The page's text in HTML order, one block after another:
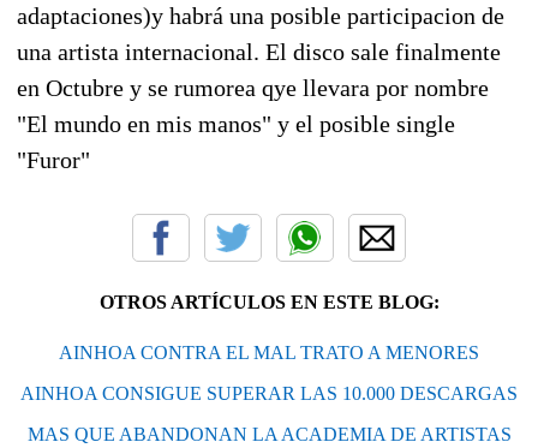
adaptaciones)y habrá una posible participacion de
una artista internacional. El disco sale finalmente
en Octubre y se rumorea qye llevara por nombre
"El mundo en mis manos" y el posible single
"Furor"
OTROS ARTÍCULOS EN ESTE BLOG:
AINHOA CONTRA EL MAL TRATO A MENORES
AINHOA CONSIGUE SUPERAR LAS 10.000 DESCARGAS
MAS QUE ABANDONAN LA ACADEMIA DE ARTISTAS